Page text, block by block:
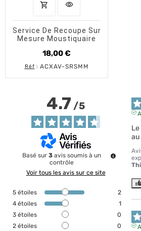
shopping_cart AJOUTER AU PANIER
visibility
Service De Recoupe Sur
Mesure Moustiquaire
18,00 €
Prix
Réf : ACXAV-SRSMM
4.7/5
Basé sur3 avis soumis à un
contrôle
Voir tous les avis sur ce site
5 étoiles
2
4 étoiles
1
3 étoiles
0
2 étoiles
0
Le
au